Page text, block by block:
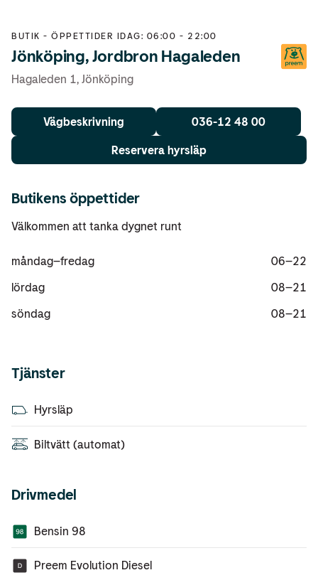
BUTIK -ÖPPETTIDER IDAG: 06:00 - 22:00
Jönköping, Jordbron Hagaleden
Hagaleden 1, Jönköping
Vägbeskrivning 036-12 48 00
Reservera hyrsläp
Butikens öppettider
Välkommen att tanka dygnet runt
måndag–fredag
06–22
lördag
08–21
söndag
08–21
Tjänster
Hyrsläp
Biltvätt (automat)
Drivmedel
Bensin 98
Preem Evolution Diesel